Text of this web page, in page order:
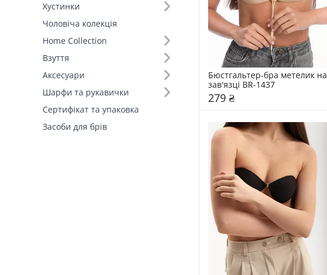
Хустинки
Чоловіча колекція
Home Collection
Взуття
Аксесуари
Шарфи та рукавички
Сертифікат та упаковка
Засоби для брів
Колір (2)
Склад (1)
Країна виробник (1)
Бюстгальтер-бра метелик на
зав'язці BR-1437
279 ₴